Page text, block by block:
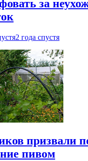
за
2 года спустя
призвали
пивом